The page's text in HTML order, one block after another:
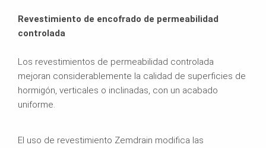
Revestimiento de encofrado de permeabilidad
controlada
Los revestimientos de permeabilidad controlada
mejoran considerablemente la calidad de superficies de
hormigón, verticales o inclinadas, con un acabado
uniforme.
El uso de revestimiento Zemdrain modifica las